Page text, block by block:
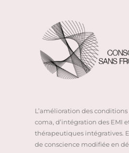
L’amélioration des
coma, d’intégration des EMI
thérapeutiques intégratives.
de conscience modifiée en